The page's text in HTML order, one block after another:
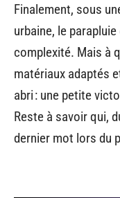
Finalement, sous
urbaine, le
complexité. Mais à
matériaux adaptés
abri : une petite
Reste à savoir qui,
dernier mot lors du